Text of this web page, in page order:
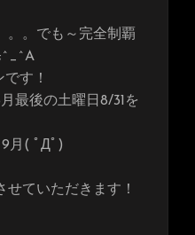
。。でも～完全制覇
す！
最後の土曜日8/31を
月( ﾟДﾟ)
せていただきます！